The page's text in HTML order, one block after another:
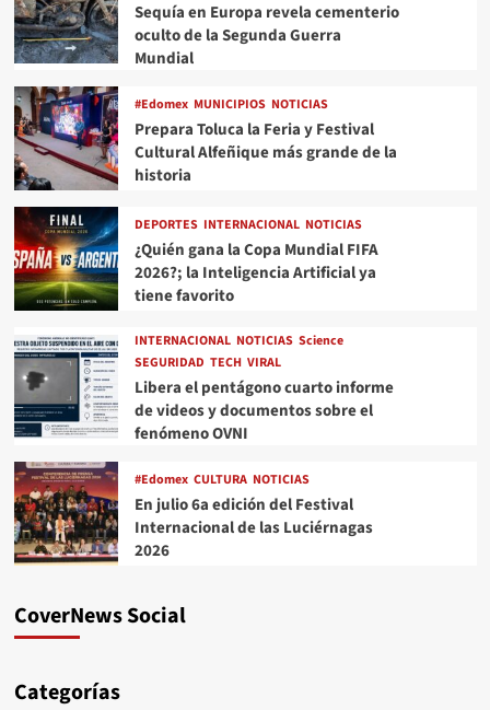
Sequía en Europa revela cementerio
oculto de la Segunda Guerra
Mundial
#Edomex MUNICIPIOS NOTICIAS
Prepara Toluca la Feria y Festival
Cultural Alfeñique más grande de la
historia
DEPORTES INTERNACIONAL NOTICIAS
¿Quién gana la Copa Mundial FIFA
2026?; la Inteligencia Artificial ya
tiene favorito
INTERNACIONAL NOTICIAS Science
SEGURIDAD TECH VIRAL
Libera el pentágono cuarto informe
de videos y documentos sobre el
fenómeno OVNI
#Edomex CULTURA NOTICIAS
En julio 6a edición del Festival
Internacional de las Luciérnagas
2026
CoverNews Social
Categorías